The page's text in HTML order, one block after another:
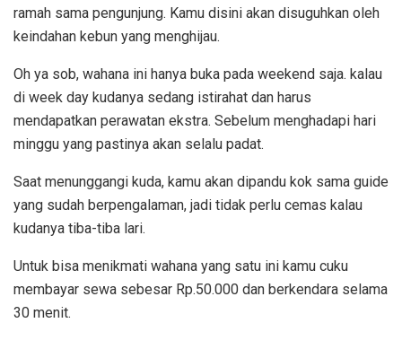
ramah sama pengunjung. Kamu disini akan disuguhkan oleh
keindahan kebun yang menghijau.
Oh ya sob, wahana ini hanya buka pada weekend saja. kalau
di week day kudanya sedang istirahat dan harus
mendapatkan perawatan ekstra. Sebelum menghadapi hari
minggu yang pastinya akan selalu padat.
Saat menunggangi kuda, kamu akan dipandu kok sama guide
yang sudah berpengalaman, jadi tidak perlu cemas kalau
kudanya tiba-tiba lari.
Untuk bisa menikmati wahana yang satu ini kamu cuku
membayar sewa sebesar Rp.50.000 dan berkendara selama
30 menit.